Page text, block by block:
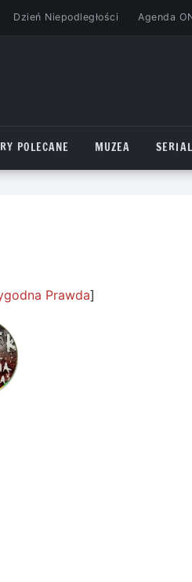
Dzień Niepodległości Agenda
POLECANE MUZEA
Prawda]